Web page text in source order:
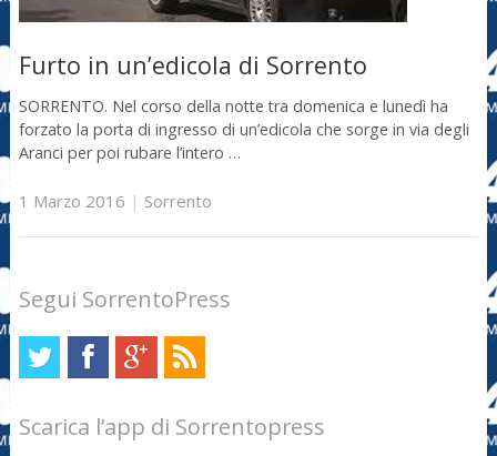
Furto in un’edicola di Sorrento
SORRENTO. Nel corso della notte tra domenica e lunedì ha
forzato la porta di ingresso di un’edicola che sorge in via degli
Aranci per poi rubare l’intero …
1 Marzo 2016 | Sorrento
Segui SorrentoPress
Scarica l’app di Sorrentopress